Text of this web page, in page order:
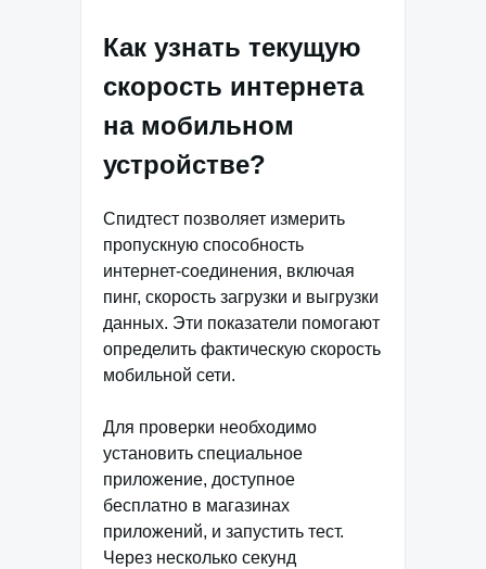
Как узнать текущую
скорость интернета
на мобильном
устройстве?
Спидтест позволяет измерить
пропускную способность
интернет-соединения, включая
пинг, скорость загрузки и выгрузки
данных. Эти показатели помогают
определить фактическую скорость
мобильной сети.
Для проверки необходимо
установить специальное
приложение, доступное
бесплатно в магазинах
приложений, и запустить тест.
Через несколько секунд